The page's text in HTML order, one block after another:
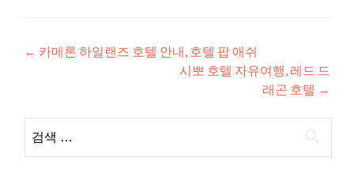
글
비
게
이
← 카메론 하일랜즈 호텔 안내, 호텔 팝 애쉬
시뽀 호텔 자유여행, 레드 드
래곤 호텔 →
색: